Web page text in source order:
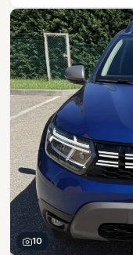
10